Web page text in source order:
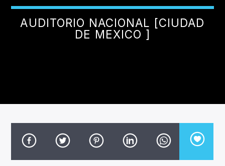
TÍTULO
AUDITORIO NACIONAL [CIUDAD
DE MEXICO ]